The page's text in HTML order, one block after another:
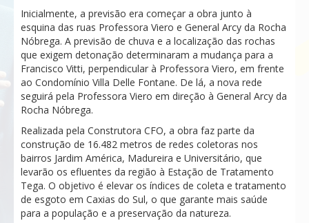
Inicialmente, a previsão era começar a obra junto à
esquina das ruas Professora Viero e General Arcy da Rocha
Nóbrega. A previsão de chuva e a localização das rochas
que exigem detonação determinaram a mudança para a
Francisco Vitti, perpendicular à Professora Viero, em frente
ao Condomínio Villa Delle Fontane. De lá, a nova rede
seguirá pela Professora Viero em direção à General Arcy da
Rocha Nóbrega.
Realizada pela Construtora CFO, a obra faz parte da
construção de 16.482 metros de redes coletoras nos
bairros Jardim América, Madureira e Universitário, que
levarão os efluentes da região à Estação de Tratamento
Tega. O objetivo é elevar os índices de coleta e tratamento
de esgoto em Caxias do Sul, o que garante mais saúde
para a população e a preservação da natureza.